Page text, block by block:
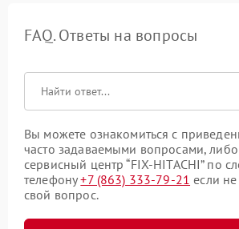
FAQ. Ответы на вопросы
Вы можете ознакомиться с
часто задаваемыми вопросами, либо
сервисный центр “FIX-HITACHI” по
телефону+7 (863) 333-79-21 если
свой вопрос.